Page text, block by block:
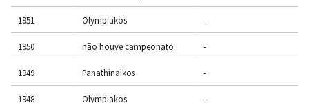
1951 Olympiakos -
1950 não houve campeonato -
1949 Panathinaikos -
1948 Olympiakos -